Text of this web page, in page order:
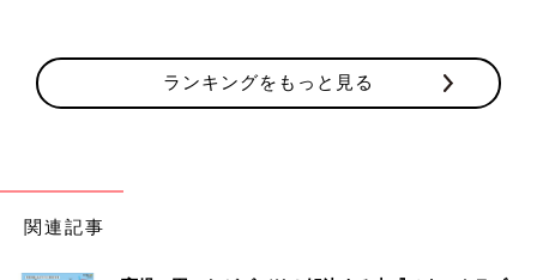
ランキングをもっと見る
関連記事